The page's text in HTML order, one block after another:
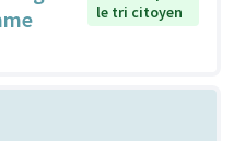
le tri citoyen